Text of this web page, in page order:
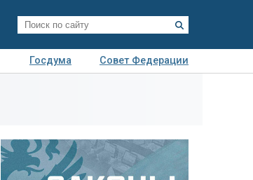
Госдума
Совет Федерации